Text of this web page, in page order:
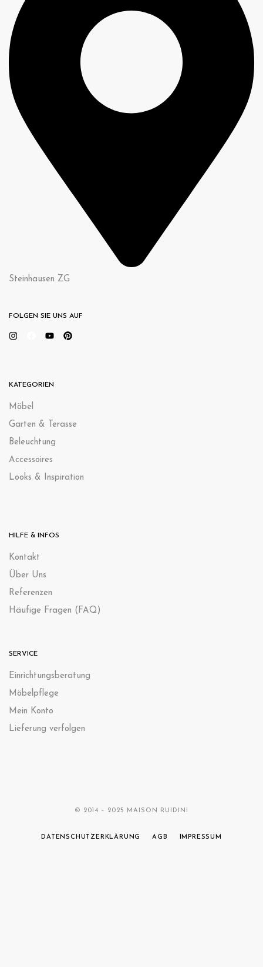
Steinhausen ZG
FOLGEN SIE UNS AUF
KATEGORIEN
Möbel
Garten & Terasse
Beleuchtung
Accessoires
Looks & Inspiration
HILFE & INFOS
Kontakt
Über Uns
Referenzen
Häufige Fragen (FAQ)
SERVICE
Einrichtungsberatung
Möbelpflege
Mein Konto
Lieferung verfolgen
© 2014 – 2025 MAISON RUIDINI
DATENSCHUTZERKLÄRUNG AGB IMPRESSUM